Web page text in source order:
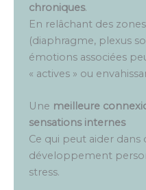
chroniques.
En relâchant des
(diaphragme, plexus
émotions associées
« actives » ou
Une meilleure
sensations internes
Ce qui peut aider dans
développement
stress.